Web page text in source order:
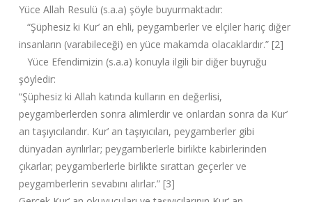
Yüce Allah Resulü (s.a.a) şöyle buyurmaktadır:
“Şüphesiz ki Kur’ an ehli, peygamberler ve elçiler hariç diğer
insanların (varabileceği) en yüce makamda olacaklardır.” [2]
Yüce Efendimizin (s.a.a) konuyla ilgili bir diğer buyruğu
şöyledir:
“Şüphesiz ki Allah katında kulların en değerlisi,
peygamberlerden sonra alimlerdir ve onlardan sonra da Kur’
an taşıyıcılarıdır. Kur’ an taşıyıcıları, peygamberler gibi
dünyadan ayrılırlar; peygamberlerle birlikte kabirlerinden
çıkarlar; peygamberlerle birlikte sırattan geçerler ve
peygamberlerin sevabını alırlar.” [3]